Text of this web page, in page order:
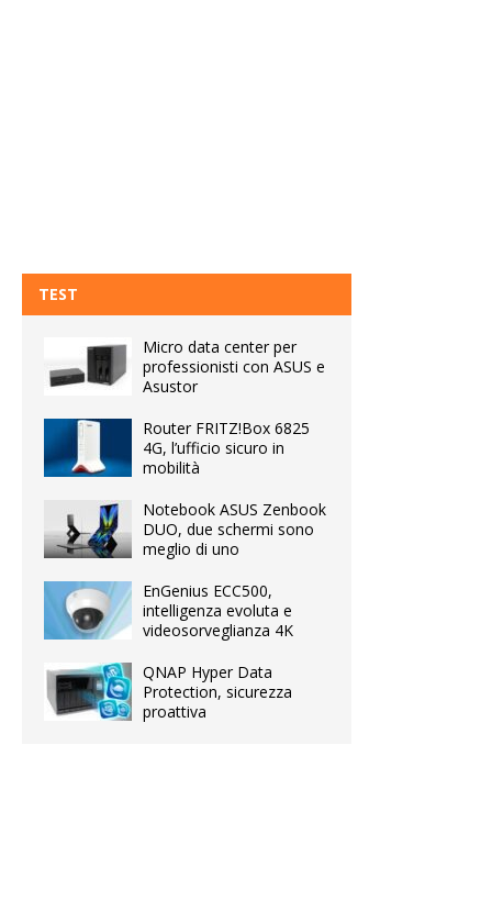
TEST
Micro data center per
professionisti con ASUS e
Asustor
Router FRITZ!Box 6825
4G, l’ufficio sicuro in
mobilità
Notebook ASUS Zenbook
DUO, due schermi sono
meglio di uno
EnGenius ECC500,
intelligenza evoluta e
videosorveglianza 4K
QNAP Hyper Data
Protection, sicurezza
proattiva